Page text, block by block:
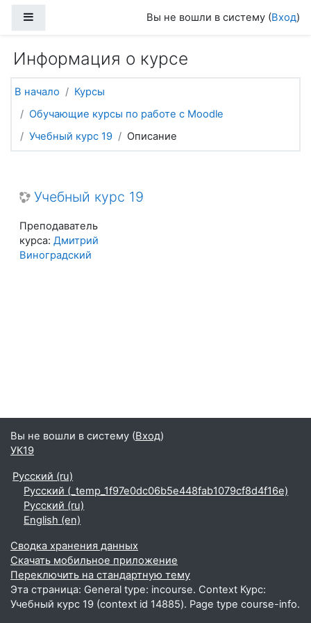
Вы не вошли в систему (Вход)
Информация о курсе
В начало
Курсы
Обучающие курсы по работе с Moodle
Учебный курс 19
Описание
Учебный курс 19
Преподаватель
курса: Дмитрий
Виноградский
Вы не вошли в систему (Вход)
УК19
Русский ‎(ru)‎
Русский ‎(_temp_1f97e0dc06b5e448fab1079cf8d4f16e)‎
Русский ‎(ru)‎
English ‎(en)‎
Сводка хранения данных
Скачать мобильное приложение
Переключить на стандартную тему
Эта страница: General type: incourse. Context Курс:
Учебный курс 19 (context id 14885). Page type course-info.